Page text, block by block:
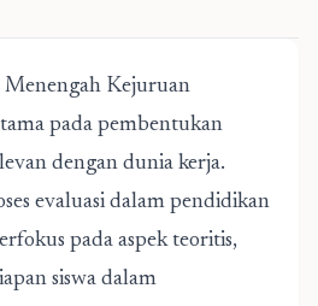
Menengah Kejuruan
pada pembentukan
dengan dunia kerja.
evaluasi dalam pendidikan
pada aspek teoritis,
siswa dalam